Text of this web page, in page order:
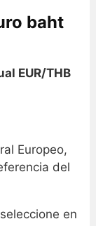
baht
EUR/THB
Europeo,
del
en